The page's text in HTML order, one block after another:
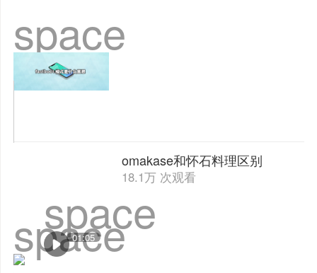
space
space
space
01:05
omakase和怀石料理区别
18.1万 次观看